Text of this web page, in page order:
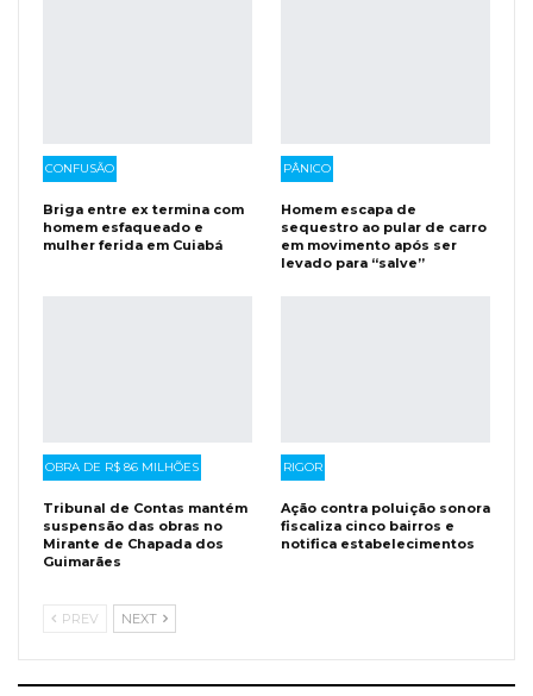
CONFUSÃO
Briga entre ex termina com
homem esfaqueado e
mulher ferida em Cuiabá
PÂNICO
Homem escapa de
sequestro ao pular de carro
em movimento após ser
levado para “salve”
OBRA DE R$ 86 MILHÕES
Tribunal de Contas mantém
suspensão das obras no
Mirante de Chapada dos
Guimarães
RIGOR
Ação contra poluição sonora
fiscaliza cinco bairros e
notifica estabelecimentos
PREV NEXT